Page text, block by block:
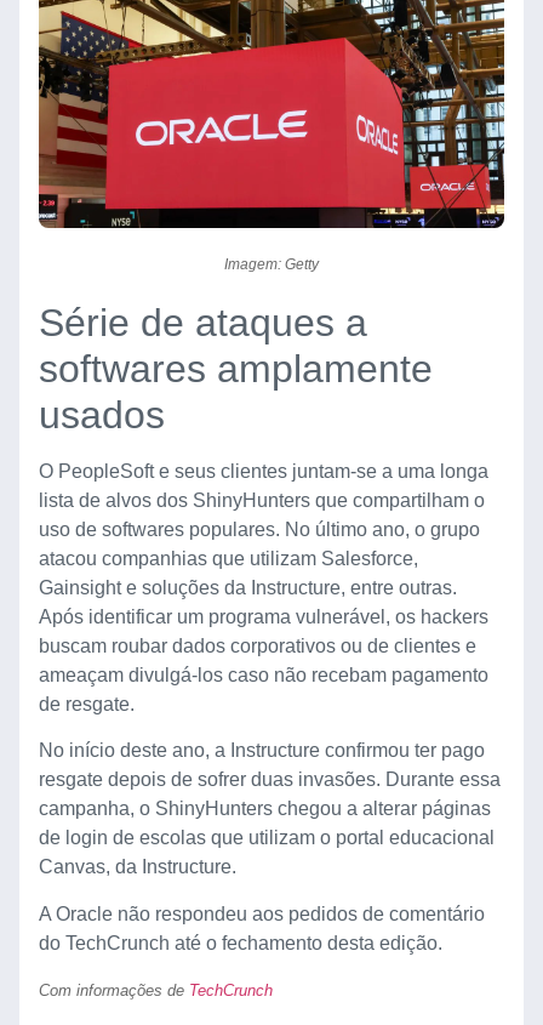
Imagem: Getty
Série de ataques a
softwares amplamente
usados
O PeopleSoft e seus clientes juntam-se a uma longa
lista de alvos dos ShinyHunters que compartilham o
uso de softwares populares. No último ano, o grupo
atacou companhias que utilizam Salesforce,
Gainsight e soluções da Instructure, entre outras.
Após identificar um programa vulnerável, os hackers
buscam roubar dados corporativos ou de clientes e
ameaçam divulgá-los caso não recebam pagamento
de resgate.
No início deste ano, a Instructure confirmou ter pago
resgate depois de sofrer duas invasões. Durante essa
campanha, o ShinyHunters chegou a alterar páginas
de login de escolas que utilizam o portal educacional
Canvas, da Instructure.
A Oracle não respondeu aos pedidos de comentário
do TechCrunch até o fechamento desta edição.
Com informações de TechCrunch